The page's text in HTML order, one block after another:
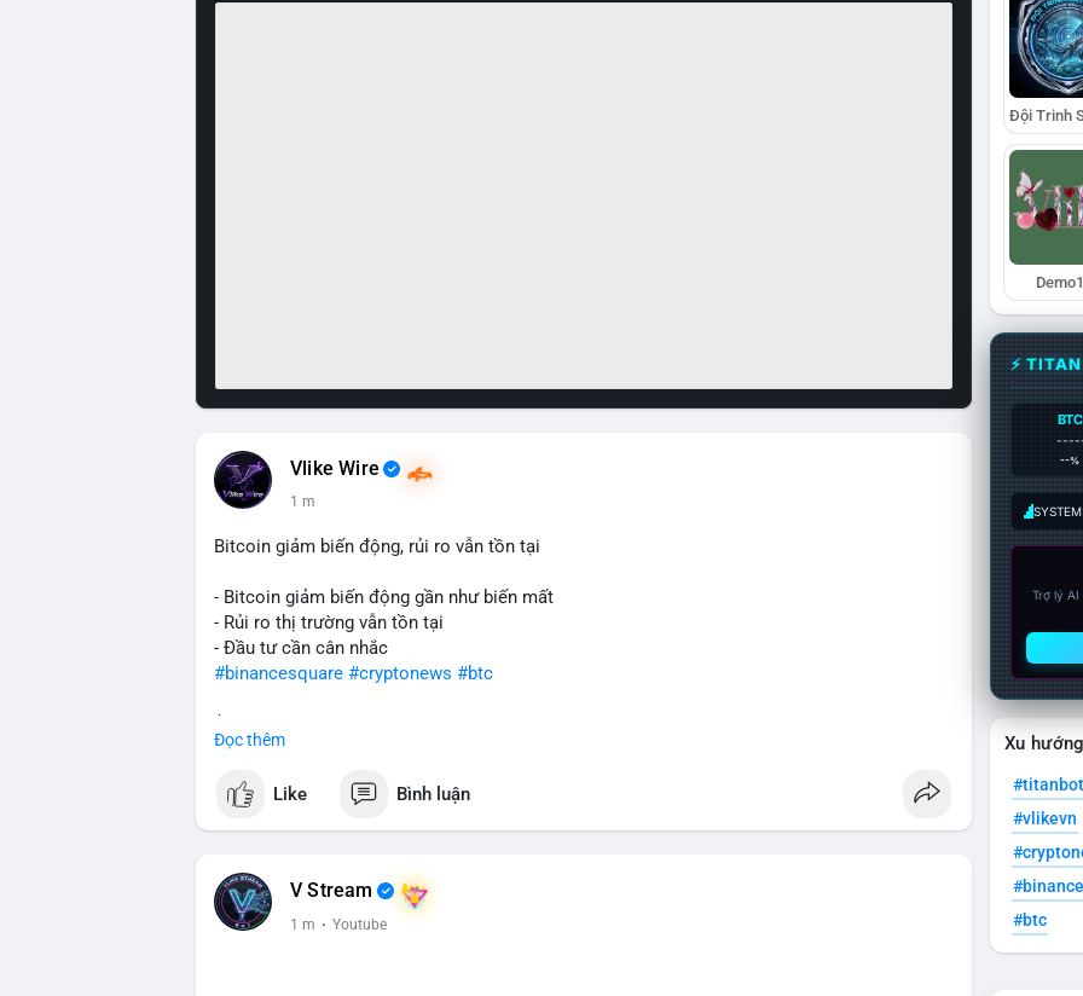
Vlike Wire
1 m
Bitcoin giảm biến động, rủi ro vẫn tồn tại
- Bitcoin giảm biến động gần như biến mất
- Rủi ro thị trường vẫn tồn tại
- Đầu tư cần cân nhắc
#binancesquare #cryptonews #btc
📰 Nguồn: CoinDesk
Đọc thêm
Like Bình luận
V Stream
1 m · Youtube
⚡
BTC
--%
Trợ lý
Xu
#titanbot
#vlikevn
#btc